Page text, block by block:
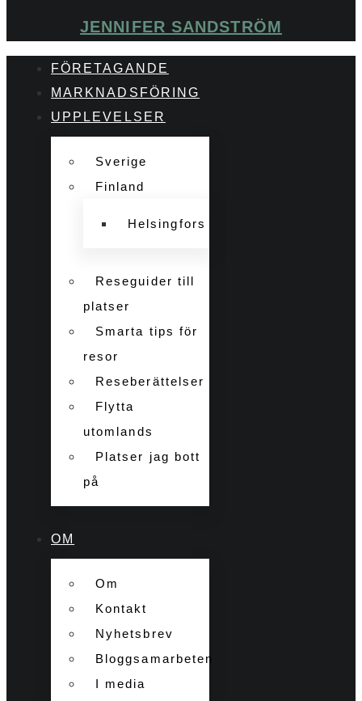
JENNIFER SANDSTRÖM
FÖRETAGANDE
MARKNADSFÖRING
UPPLEVELSER
Sverige
Finland
Helsingfors
Reseguider till
platser
Smarta tips för
resor
Reseberättelser
Flytta
utomlands
Platser jag bott
på
OM
Om
Kontakt
Nyhetsbrev
Bloggsamarbeten
I media